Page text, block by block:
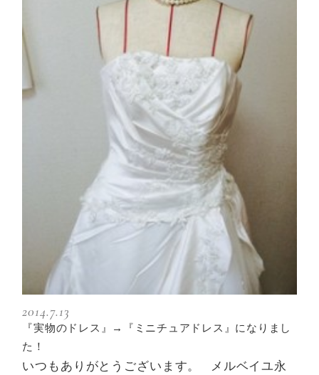
2014.7.13
『実物のドレス』→『ミニチュアドレス』になりまし
た！
いつもありがとうございます。 メルベイユ永